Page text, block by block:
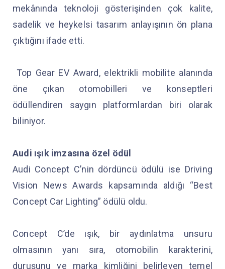
mekânında teknoloji gösterişinden çok kalite,
sadelik ve heykelsi tasarım anlayışının ön plana
çıktığını ifade etti.
Top Gear EV Award, elektrikli mobilite alanında
öne çıkan otomobilleri ve konseptleri
ödüllendiren saygın platformlardan biri olarak
biliniyor.
Audi ışık imzasına özel ödül
Audi Concept C’nin dördüncü ödülü ise Driving
Vision News Awards kapsamında aldığı “Best
Concept Car Lighting” ödülü oldu.
Concept C’de ışık, bir aydınlatma unsuru
olmasının yanı sıra, otomobilin karakterini,
duruşunu ve marka kimliğini belirleyen temel